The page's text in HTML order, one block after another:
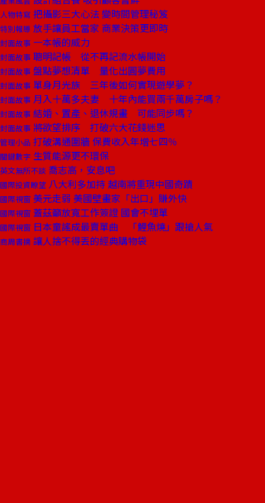
人物特寫 把攝影三大心法 變時間管理秘笈
特別報導 放手讓員工當家 商業決策更即時
封面故事 一本帳的威力
封面故事 聰明記帳 從不再記流水帳開始
封面故事 盤點夢想清單 量化出圓夢費用
封面故事 單身月光族 三年後如何實現遊學夢？
封面故事 月入十萬多夫妻 十年內能買兩千萬房子嗎？
封面故事 結婚、置產、退休規畫 可能同步嗎？
封面故事 將欲望排序 打破六大花錢迷思
管理小品 打破溝通圍牆 保費收入年增七四％
關鍵數字 生質能源更不環保
英文無所不談 喬志高，安息吧
國際投資瞭望 八大利多加持 越南將重現中國奇蹟
國際視窗 美元走弱 美國壁畫家「出口」賺外快
國際視窗 蓋茲籲放寬工作簽證 國會不埋單
國際視窗 日本童謠成最賣單曲 「鯉魚燒」跟搶人氣
商周書摘 讓人捨不得丟的經典購物袋